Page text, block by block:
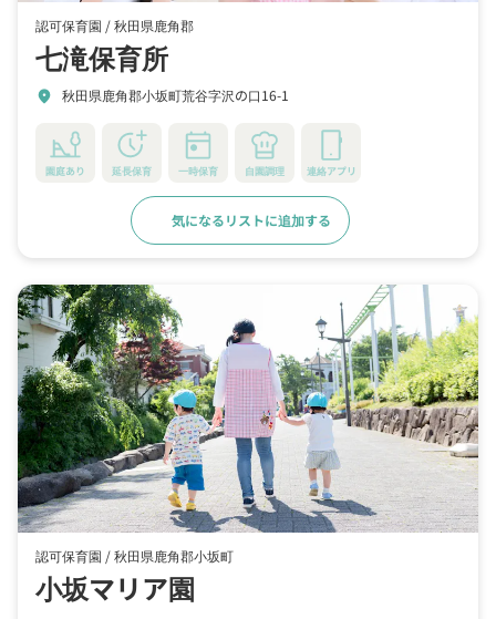
認可保育園 /秋田県鹿角郡
七滝保育所
location_on 秋田県鹿角郡小坂町荒谷字沢の口16-1
園庭あり 延長保育 一時保育 自園調理 連絡アプリ
気になるリストに追加する
認可保育園 /秋田県鹿角郡小坂町
小坂マリア園